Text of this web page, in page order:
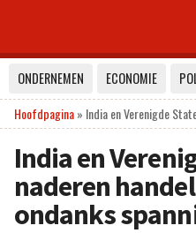
ONDERNEMEN ECONOMIE
Hoofdpagina» India en Verenigde
India en
naderen
ondanks